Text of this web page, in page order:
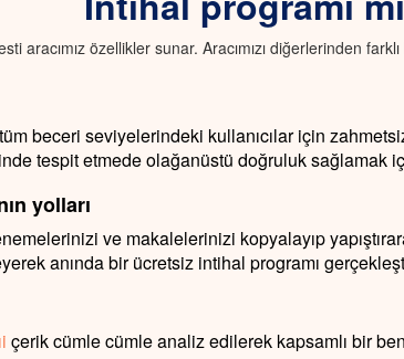
aracımız özellikler sunar. Aracımızı diğerlerinden farklı
beceri seviyelerindeki kullanıcılar için
tespit etmede olağanüstü doğruluk sağlamak
yolları
ve makalelerinizi kopyalayıp
anında bir ücretsiz intihal programı
çerik cümle cümle analiz edilerek kapsamlı bir